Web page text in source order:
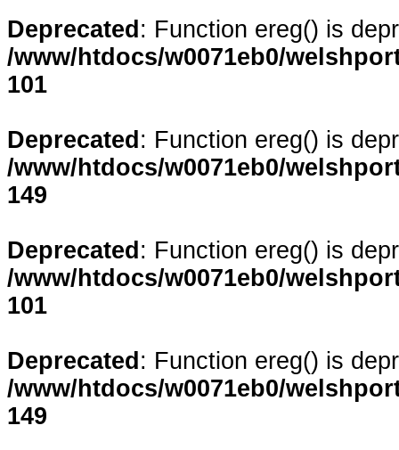
Deprecated : Function ereg() is
/www/htdocs/w0071eb0/
101
Deprecated : Function ereg() is
/www/htdocs/w0071eb0/
149
Deprecated : Function ereg() is
/www/htdocs/w0071eb0/
101
Deprecated : Function ereg() is
/www/htdocs/w0071eb0/
149